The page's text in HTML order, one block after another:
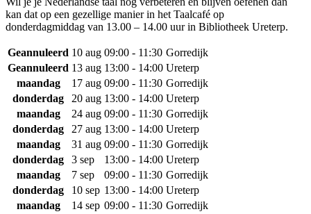
kan dat op een gezellige manier in het Taalcafé op
donderdagmiddag van 13.00 – 14.00 uur in Bibliotheek Ureterp.
Geannuleerd 10 aug 09:00 - 11:30 Gorredijk
Geannuleerd 13 aug 13:00 - 14:00 Ureterp
maandag
17 aug 09:00 - 11:30 Gorredijk
donderdag
20 aug 13:00 - 14:00 Ureterp
maandag
24 aug 09:00 - 11:30 Gorredijk
donderdag
27 aug 13:00 - 14:00 Ureterp
maandag
31 aug 09:00 - 11:30 Gorredijk
donderdag
3 sep 13:00 - 14:00 Ureterp
maandag
7 sep 09:00 - 11:30 Gorredijk
donderdag
10 sep 13:00 - 14:00 Ureterp
maandag
14 sep 09:00 - 11:30 Gorredijk